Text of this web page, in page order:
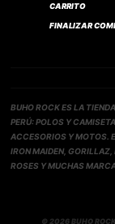
CARRITO
FINALIZAR
BUHO ROCK ES LA
PERÚ: POLOS Y
ACCESORIOS Y MOTOS.
IRON MAIDEN,
ROSES Y MUCHAS
© 2026 BUHO